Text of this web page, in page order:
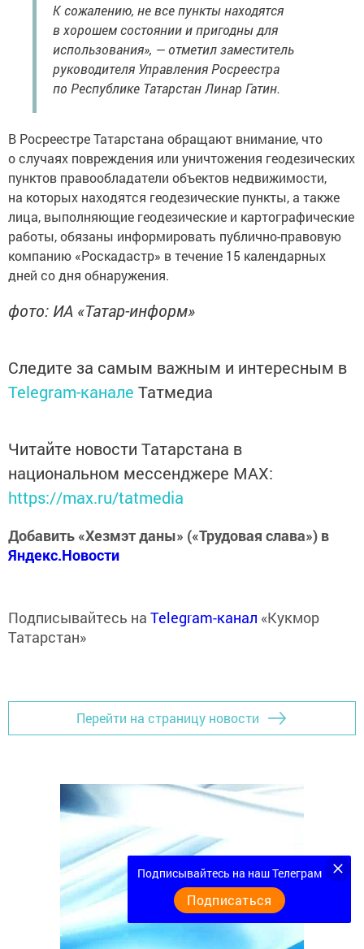
К сожалению, не все пункты находятся
в хорошем состоянии и пригодны для
использования», — отметил заместитель
руководителя Управления Росреестра
по Республике Татарстан Линар Гатин.
В Росреестре Татарстана обращают внимание, что
о случаях повреждения или уничтожения геодезических
пунктов правообладатели объектов недвижимости,
на которых находятся геодезические пункты, а также
лица, выполняющие геодезические и картографические
работы, обязаны информировать публично-правовую
компанию «Роскадастр» в течение 15 календарных
дней со дня обнаружения.
фото: ИА «Татар-информ»
Следите за самым важным и интересным в
Telegram-канале Татмедиа
Читайте новости Татарстана в
национальном мессенджере MАХ:
https://max.ru/tatmedia
Добавить «Хезмэт даны» («Трудовая слава») в
Яндекс.Новости
Подписывайтесь на Telegram-канал «Кукмор
Татарстан»
Перейти на страницу новости
Подписывайтесь на наш Телеграм
Подписаться